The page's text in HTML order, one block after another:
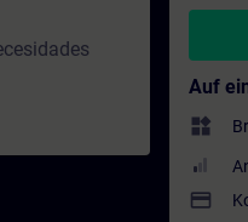
Auf
widgets
payment